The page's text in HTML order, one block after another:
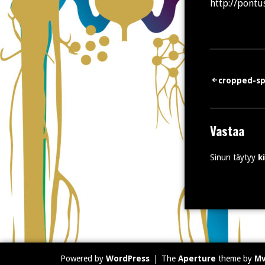
http://
selaus
cropped-
Vastaa
Sinun täytyy
Powered by WordPress TheAperture theme by